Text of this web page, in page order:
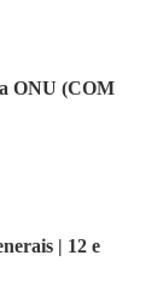
ONU (COM
| 12 e